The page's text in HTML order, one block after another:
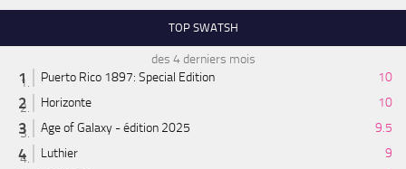
TOP SWATSH
des 4 derniers mois
Puerto Rico 1897: Special Edition
10
Horizonte
10
Age of Galaxy - édition 2025
9.5
Luthier
9